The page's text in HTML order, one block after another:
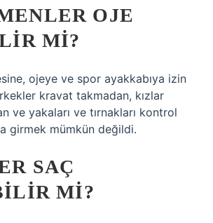
OJE
MI?
ojeye ve spor ayakkabıya izin
kravat takmadan, kızlar
ve yakaları ve tırnakları kontrol
girmek mümkün değildi.
SAÇ
MI?